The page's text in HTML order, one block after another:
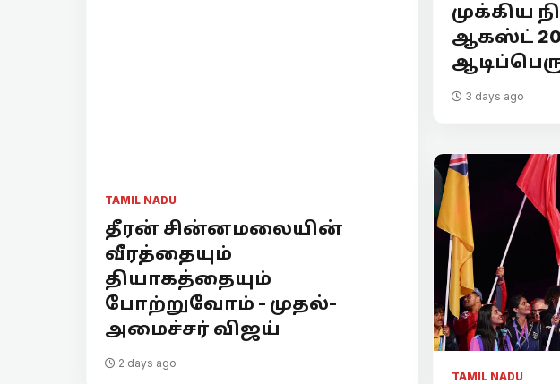
TAMIL NADU
தீரன் சின்னமலையின்
வீரத்தையும்
தியாகத்தையும்
போற்றுவோம் - முதல்-
அமைச்சர் விஜய்
2 days ago
முக்கிய
ஆகஸ்ட்
3 days ago
TAMIL NADU